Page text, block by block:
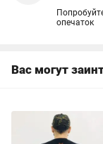
опечаток
Вас могут